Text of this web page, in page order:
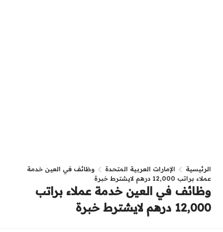
الرئيسية الإمارات العربية المتحدة
وظائف في العين خدمة
عملاء براتب 12,000 درهم لايشترط خبرة
وظائف في العين خدمة عملاء براتب
12,000 درهم لايشترط خبرة